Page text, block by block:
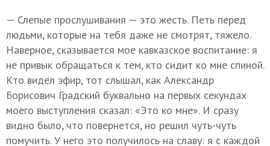
— Слепые прослушивания — это жесть. Петь перед
людьми, которые на тебя даже не смотрят, тяжело.
Наверное, сказывается мое кавказское воспитание: я
не привык обращаться к тем, кто сидит ко мне спиной.
Кто видел эфир, тот слышал, как Александр
Борисович Градский буквально на первых секундах
моего выступления сказал: «Это ко мне». И сразу
видно было, что повернется, но решил чуть-чуть
помучить. У него это получилось на славу: я с каждой